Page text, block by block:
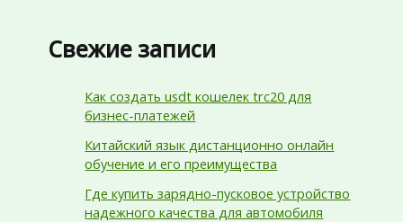
Свежие записи
Как создать usdt кошелек trc20 для
бизнес-платежей
Китайский язык дистанционно онлайн
обучение и его преимущества
Где купить зарядно-пусковое устройство
надежного качества для автомобиля